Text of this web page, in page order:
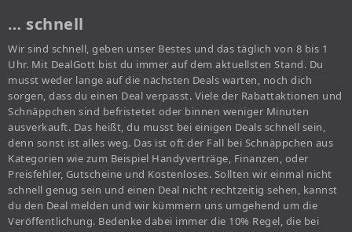
… schnell
Wir sind schnell, geben unser Bestes und das täglich von 8 bis 1
Uhr. Mit DealGott bist du immer auf dem aktuellsten Stand. Du
musst weder lange auf die nächsten Deals warten, noch dich
sorgen, dass du einen Deal verpasst. Viele der Rabattaktionen und
Schnäppchen sind befristetet oder binnen weniger Minuten
ausverkauft. Das heißt, du musst bei einigen Deals schnell sein,
denn sonst ist alles weg. Das ist oft der Fall bei Schnäppchen aus
Kategorien wie zum Beispiel Handyverträge, Finanzen, oder
Preisfehler, Gutscheine und Kostenloses. Sollten wir einmal nicht
schnell genug sein und einen Deal nicht rechtzeitig sehen, kannst
du den Deal melden und wir kümmern uns umgehend um die
Veröffentlichung. Bedenke dabei immer die 10% Regel, die bei